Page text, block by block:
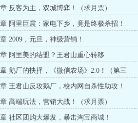
反客为主，双城博弈！（求月票）
阿里巨震：家电下乡，竟是终极杀招！
2009，元旦，神级营销！
阿里美的结盟？王君山重心转移
鹅厂的抉择，《微信农场》2.0！（第三
王君山反攻鹅厂，校内网自杀性助攻！
高端玩法，营销大战！（求月票）
社区团购大爆发，暴击淘宝商城！